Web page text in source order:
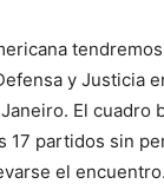
y Justicia
El cuadro
17 partidos sin
el